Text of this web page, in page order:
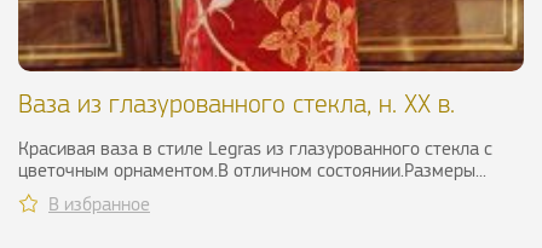
Ваза из глазурованного стекла, н. XX в.
Красивая ваза в стиле Legras из глазурованного стекла с
цветочным орнаментом.В отличном состоянии.Размеры...
В избранное